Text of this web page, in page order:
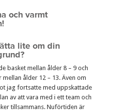
och varmt
lite om din
basket mellan ålder 8 – 9 och
ålder 12 – 13. Även om
jag fortsatte med uppskattade
av att vara med i ett team och
tillsammans. Nuförtiden är